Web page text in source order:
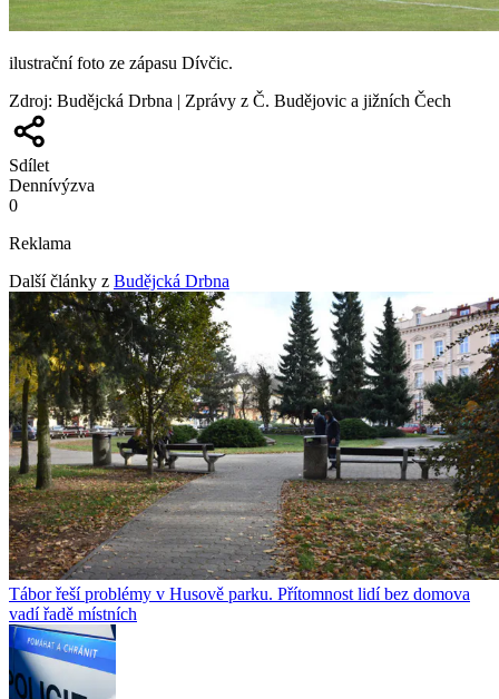
ilustrační foto ze zápasu Dívčic.
Zdroj: Budějcká Drbna | Zprávy z Č. Budějovic a jižních Čech
Sdílet
Dennívýzva
0
Reklama
Další články z Budějcká Drbna
Tábor řeší problémy v Husově parku. Přítomnost lidí bez domova
vadí řadě místních